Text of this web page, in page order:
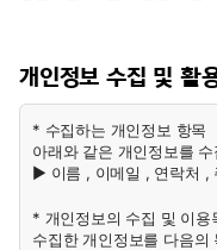
개인정보 수집 및 활
* 수집하는 개인정보 항목
아래와 같은 개인정보를
▶ 이름 , 이메일 , 연락처 ,
* 개인정보의 수집 및 이용
수집한 개인정보를 다음의